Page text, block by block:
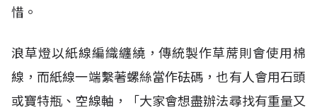
惜。
浪草燈以紙線編織纏繞，傳統製作草蓆則會使用棉
線，而紙線一端繫著螺絲當作砝碼，也有人會用石頭
或寶特瓶、空線軸，「大家會想盡辦法尋找有重量又